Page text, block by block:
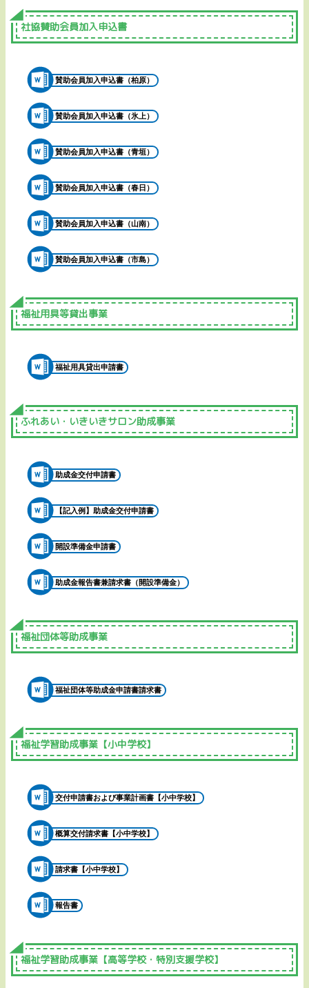
社協賛助会員加入申込書
賛助会員加入申込書（柏原）
賛助会員加入申込書（氷上）
賛助会員加入申込書（青垣）
賛助会員加入申込書（春日）
賛助会員加入申込書（山南）
賛助会員加入申込書（市島）
福祉用具等貸出事業
福祉用具貸出申請書
ふれあい・いきいきサロン助成事業
助成金交付申請書
【記入例】助成金交付申請書
開設準備金申請書
助成金報告書兼請求書（開設準備金）
福祉団体等助成事業
福祉団体等助成金申請書請求書
福祉学習助成事業【小中学校】
交付申請書および事業計画書【小中学校】
概算交付請求書【小中学校】
請求書【小中学校】
報告書
福祉学習助成事業【高等学校・特別支援学校】